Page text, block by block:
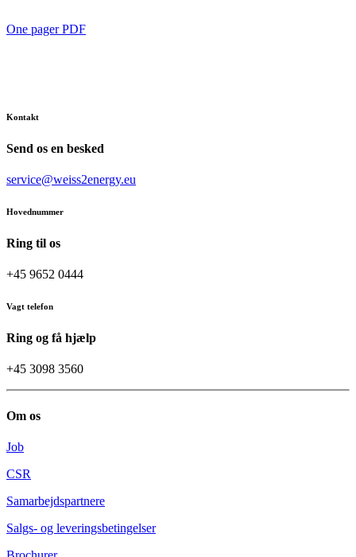
One pager PDF
Kontakt
Send os en besked
service@weiss2energy.eu
Hovednummer
Ring til os
+45 9652 0444
Vagt telefon
Ring og få hjælp
+45 3098 3560
Om os
Job
CSR
Samarbejdspartnere
Salgs- og leveringsbetingelser